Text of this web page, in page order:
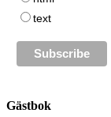
text
Gästbok